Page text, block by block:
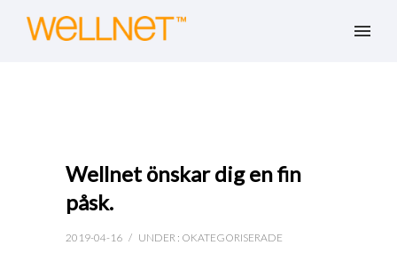
Wellnet önskar dig en fin
påsk.
2019-04-16 / UNDER : OKATEGORISERADE